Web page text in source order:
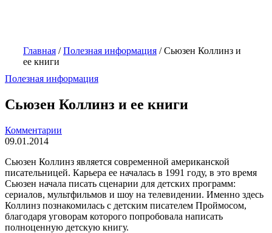
Главная /Полезная информация /Сьюзен Коллинз и
ее книги
Полезная информация
Сьюзен Коллинз и ее книги
Комментарии
09.01.2014
Сьюзен Коллинз является современной американской
писательницей. Карьера ее началась в 1991 году, в это время
Сьюзен начала писать сценарии для детских программ:
сериалов, мультфильмов и шоу на телевидении. Именно здесь
Коллинз познакомилась с детским писателем Проймосом,
благодаря уговорам которого попробовала написать
полноценную детскую книгу.